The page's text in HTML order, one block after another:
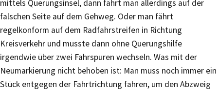
mittels Querungsinsel, dann fährt man allerdings auf der
falschen Seite auf dem Gehweg. Oder man fährt
regelkonform auf dem Radfahrstreifen in Richtung
Kreisverkehr und musste dann ohne Querungshilfe
irgendwie über zwei Fahrspuren wechseln. Was mit der
Neumarkierung nicht behoben ist: Man muss noch immer ein
Stück entgegen der Fahrtrichtung fahren, um den Abzweig